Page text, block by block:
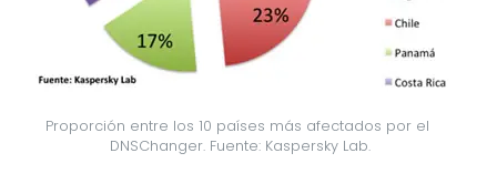
Proporción entre los 10 países más afectados por el
DNSChanger. Fuente: Kaspersky Lab.